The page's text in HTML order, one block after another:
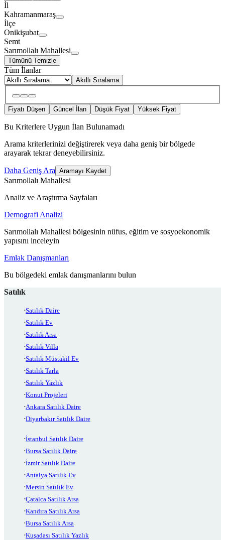
İl
Kahramanmaraş
İlçe
Onikişubat
Semt
Sarımollalı Mahallesi
Tümünü Temizle
Tüm İlanlar
Akıllı Sıralama
Fiyatı Düşen Güncel İlan Düşük Fiyat Yüksek Fiyat
Bu Kriterlere Uygun İlan Bulunamadı
Arama kriterlerinizi değiştirerek veya daha geniş bir bölgede
arayarak tekrar deneyebilirsiniz.
Daha Geniş Ara Aramayı Kaydet
Sarımollalı Mahallesi
Analiz ve Araştırma Sayfaları
Demografi Analizi
Sarımollalı Mahallesi bölgesinin nüfus, eğitim ve sosyoekonomik
yapısını inceleyin
Emlak Danışmanları
Bu bölgedeki emlak danışmanlarını bulun
Satılık
Satılık Daire
Satılık Ev
Satılık Arsa
Satılık Villa
Satılık Müstakil Ev
Satılık Tarla
Satılık Yazlık
Konut Projeleri
Ankara Satılık Daire
Diyarbakır Satılık Daire
İstanbul Satılık Daire
Bursa Satılık Daire
İzmir Satılık Daire
Antalya Satılık Ev
Mersin Satılık Ev
Çatalca Satılık Arsa
Kandıra Satılık Arsa
Bursa Satılık Arsa
Kuşadası Satılık Yazlık